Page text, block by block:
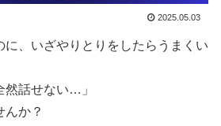
2025.05.03
に、いざやりとりをしたらうまくい
話せない…」
んか？